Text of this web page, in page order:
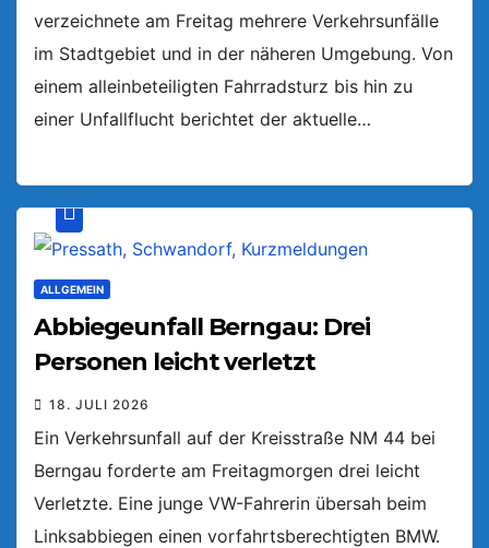
verzeichnete am Freitag mehrere Verkehrsunfälle
im Stadtgebiet und in der näheren Umgebung. Von
einem alleinbeteiligten Fahrradsturz bis hin zu
einer Unfallflucht berichtet der aktuelle…
ALLGEMEIN
Abbiegeunfall Berngau: Drei
Personen leicht verletzt
18. JULI 2026
Ein Verkehrsunfall auf der Kreisstraße NM 44 bei
Berngau forderte am Freitagmorgen drei leicht
Verletzte. Eine junge VW-Fahrerin übersah beim
Linksabbiegen einen vorfahrtsberechtigten BMW.